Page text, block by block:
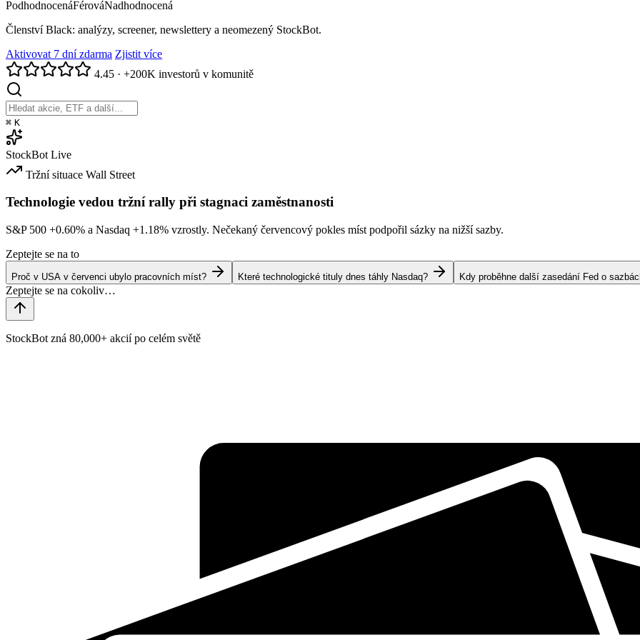
PodhodnocenáFérováNadhodnocená
Členství Black: analýzy, screener, newslettery a neomezený StockBot.
Aktivovat 7 dní zdarma Zjistit více
4.45 · +200K investorů v komunitě
⌘ K
StockBot Live
Tržní situace Wall Street
Technologie vedou tržní rally při stagnaci zaměstnanosti
S&P 500 +0.60% a Nasdaq +1.18% vzrostly. Nečekaný červencový pokles míst podpořil sázky na nižší sazby.
Zeptejte se na to
Proč v USA v červenci ubylo pracovních míst? Které technologické tituly dnes táhly Nasdaq? Kdy proběhne další zasedání Fed o
StockBot zná 80,000+ akcií po celém světě